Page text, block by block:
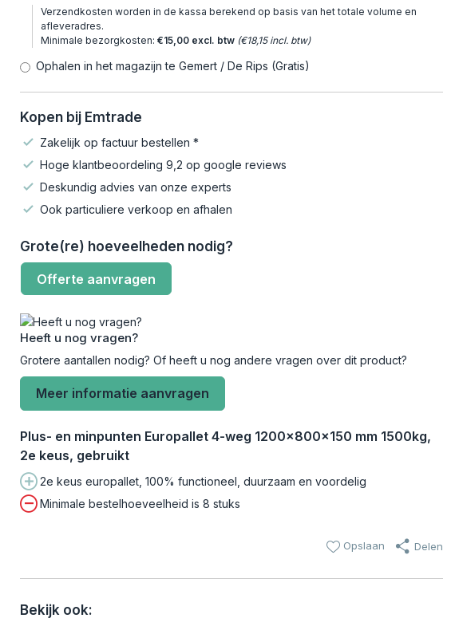
Verzendkosten worden in de kassa berekend op basis van het totale volume en
afleveradres.
Minimale bezorgkosten: €15,00 excl. btw (€18,15 incl. btw)
Ophalen in het magazijn te Gemert / De Rips (Gratis)
Kopen bij Emtrade
Zakelijk op factuur bestellen *
Hoge klantbeoordeling 9,2 op google reviews
Deskundig advies van onze experts
Ook particuliere verkoop en afhalen
Grote(re) hoeveelheden nodig?
Offerte aanvragen
Heeft u nog vragen?
Grotere aantallen nodig? Of heeft u nog andere vragen over dit product?
Meer informatie aanvragen
Plus- en minpunten Europallet 4-weg 1200x800x150 mm 1500kg,
2e keus, gebruikt
2e keus europallet, 100% functioneel, duurzaam en voordelig
Minimale bestelhoeveelheid is 8 stuks
Opslaan Delen
Bekijk ook: